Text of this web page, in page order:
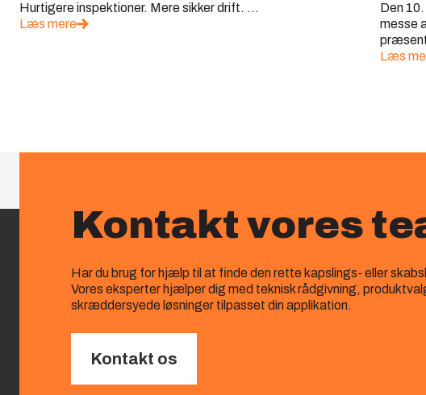
Hurtigere inspektioner. Mere sikker drift. ...
Læs mere
Den
messe
Læs
Kontakt vores
Har du brug for hjælp til at finde den rette kapslings‑ eller
Vores eksperter hjælper dig med teknisk rådgivning,
skræddersyede løsninger tilpasset din applikation.
Kontakt os